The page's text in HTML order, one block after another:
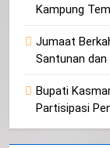
Kampung
Jumaat
Santunan
Bupati
Partisipasi